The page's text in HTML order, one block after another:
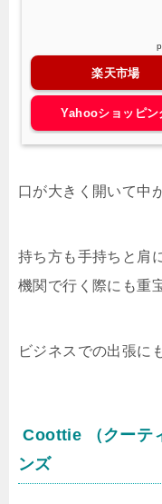
楽天市場
Yahooショッピン
口が大きく開いて中
持ち方も手持ちと肩
機関で行く際にも重
ビジネスでの出張に
Coottie （クーテ
ンズ